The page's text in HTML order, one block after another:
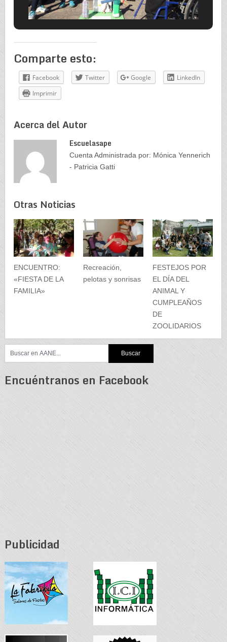
Comparte esto:
Facebook Twitter Google
LinkedIn
Imprimir
Acerca del Autor
Escuelasape
Cuenta Administrada por: Mónica Yennerich
- Patricia Gatti
Otras Noticias
ENCUENTRO:
«FIESTA DE LA
FAMILIA»
Recreación,
pelotas y sonrisas
FESTEJOS POR
EL DÍA DEL
ANIMAL Y
CUMPLEAÑOS
DE
ZOOLIDARIOS
Encuéntranos en Facebook
Publicidad